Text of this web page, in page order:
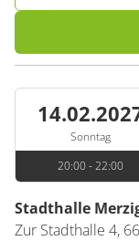
Sonntag
20:00 - 22:00
Stadthalle
Zur Stadthalle 4,